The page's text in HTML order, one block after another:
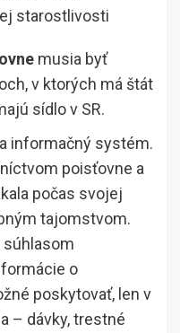
starostlivosti
musia byť
v ktorých má štát
sídlo v SR.
informačný systém.
poisťovne a
počas svojej
tajomstvom.
súhlasom
o
poskytovať, len v
– dávky, trestné